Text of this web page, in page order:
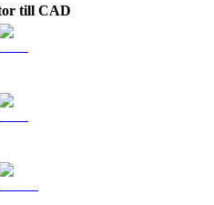
till CAD